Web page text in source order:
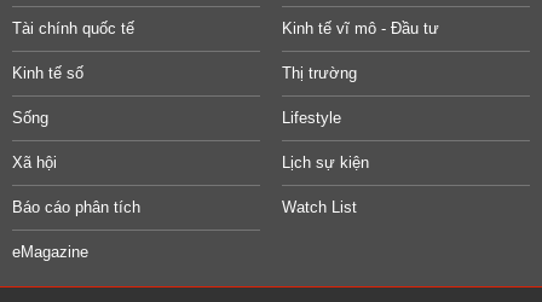
Tài chính quốc tế Kinh tế vĩ mô - Đầu tư
Kinh tế số Thị trường
Sống Lifestyle
Xã hội Lịch sự kiện
Báo cáo phân tích Watch List
eMagazine